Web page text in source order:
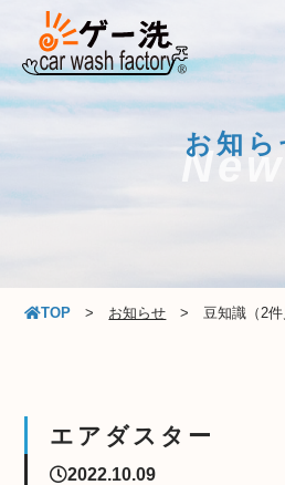
お知ら
TOP お知らせ 豆知識（2件
エアダスター
2022.10.09